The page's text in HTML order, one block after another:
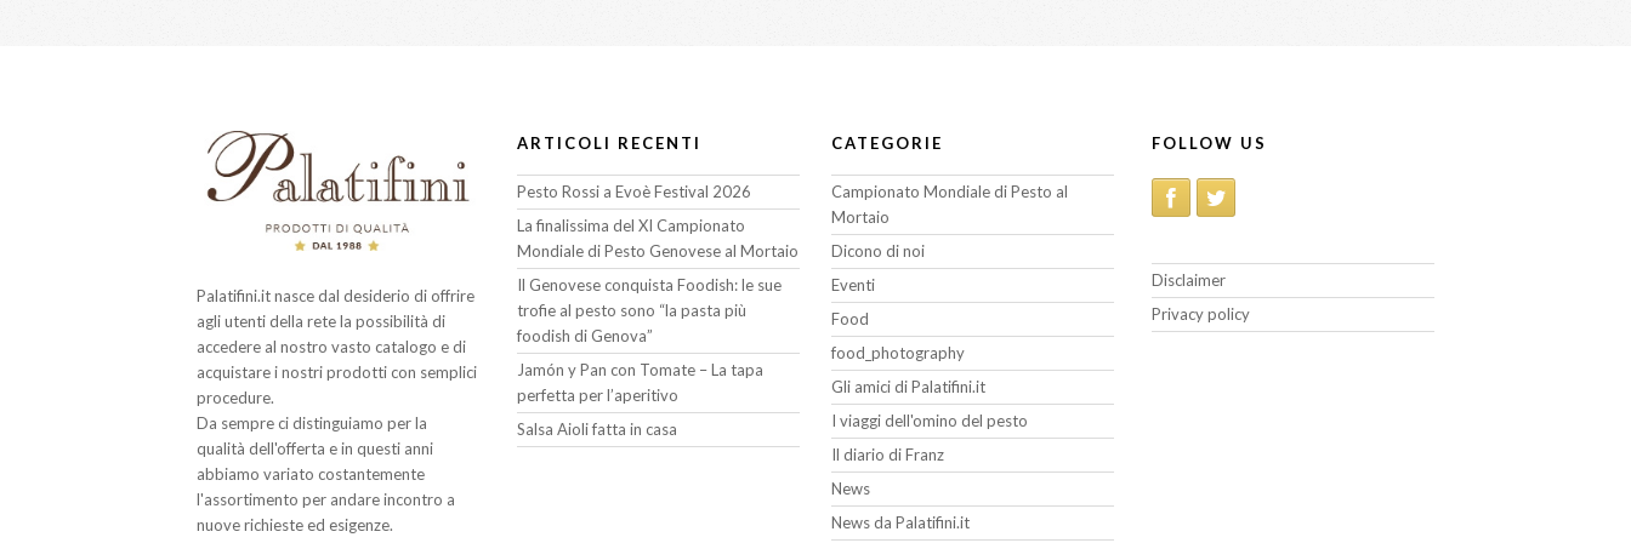
Palatifini.it nasce dal desiderio di offrire
agli utenti della rete la possibilità di
accedere al nostro vasto catalogo e di
acquistare i nostri prodotti con semplici
procedure.
Da sempre ci distinguiamo per la
qualità dell'offerta e in questi anni
abbiamo variato costantemente
l'assortimento per andare incontro a
nuove richieste ed esigenze.
ARTICOLI RECENTI
Pesto Rossi a Evoè Festival 2026
La finalissima del XI Campionato
Mondiale di Pesto Genovese al Mortaio
Il Genovese conquista Foodish: le sue
trofie al pesto sono “la pasta più
foodish di Genova”
Jamón y Pan con Tomate – La tapa
perfetta per l’aperitivo
Salsa Aioli fatta in casa
CATEGORIE
Campionato Mondiale di Pesto al
Mortaio
Dicono di noi
Eventi
Food
food_photography
Gli amici di Palatifini.it
I viaggi dell'omino del pesto
Il diario di Franz
News
News da Palatifini.it
FOLLOW US
Disclaimer
Privacy policy